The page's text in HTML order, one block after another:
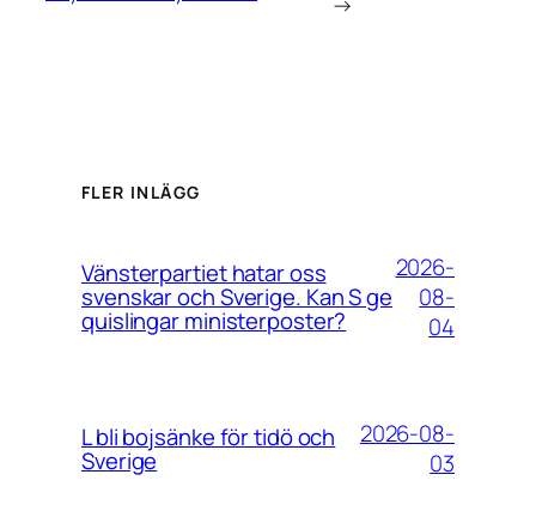
FLER INLÄGG
Vänsterpartiet hatar oss
svenskar och Sverige. Kan S ge
quislingar ministerposter?
2026-
08-
04
L bli bojsänke för tidö och
Sverige
2026-08-
03